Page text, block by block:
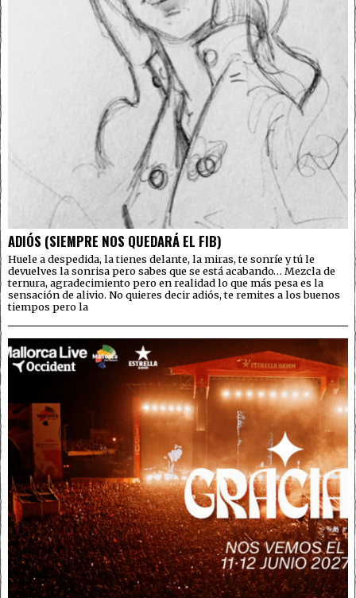
ADIÓS (SIEMPRE NOS QUEDARÁ EL FIB)
Huele a despedida, la tienes delante, la miras, te sonríe y tú le
devuelves la sonrisa pero sabes que se está acabando… Mezcla de
ternura, agradecimiento pero en realidad lo que más pesa es la
sensación de alivio. No quieres decir adiós, te remites a los buenos
tiempos pero la